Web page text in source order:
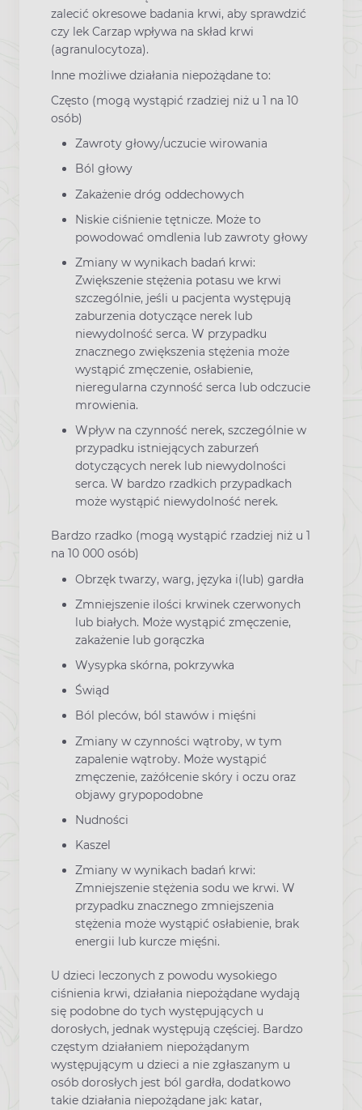
zalecić okresowe badania krwi, aby sprawdzić
czy lek Carzap wpływa na skład krwi
(agranulocytoza).
Inne możliwe działania niepożądane to:
Często (mogą wystąpić rzadziej niż u 1 na 10
osób)
Zawroty głowy/uczucie wirowania
Ból głowy
Zakażenie dróg oddechowych
Niskie ciśnienie tętnicze. Może to
powodować omdlenia lub zawroty głowy
Zmiany w wynikach badań krwi:
Zwiększenie stężenia potasu we krwi
szczególnie, jeśli u pacjenta występują
zaburzenia dotyczące nerek lub
niewydolność serca. W przypadku
znacznego zwiększenia stężenia może
wystąpić zmęczenie, osłabienie,
nieregularna czynność serca lub odczucie
mrowienia.
Wpływ na czynność nerek, szczególnie w
przypadku istniejących zaburzeń
dotyczących nerek lub niewydolności
serca. W bardzo rzadkich przypadkach
może wystąpić niewydolność nerek.
Bardzo rzadko (mogą wystąpić rzadziej niż u 1
na 10 000 osób)
Obrzęk twarzy, warg, języka i(lub) gardła
Zmniejszenie ilości krwinek czerwonych
lub białych. Może wystąpić zmęczenie,
zakażenie lub gorączka
Wysypka skórna, pokrzywka
Świąd
Ból pleców, ból stawów i mięśni
Zmiany w czynności wątroby, w tym
zapalenie wątroby. Może wystąpić
zmęczenie, zażółcenie skóry i oczu oraz
objawy grypopodobne
Nudności
Kaszel
Zmiany w wynikach badań krwi:
Zmniejszenie stężenia sodu we krwi. W
przypadku znacznego zmniejszenia
stężenia może wystąpić osłabienie, brak
energii lub kurcze mięśni.
U dzieci leczonych z powodu wysokiego
ciśnienia krwi, działania niepożądane wydają
się podobne do tych występujących u
dorosłych, jednak występują częściej. Bardzo
częstym działaniem niepożądanym
występującym u dzieci a nie zgłaszanym u
osób dorosłych jest ból gardła, dodatkowo
takie działania niepożądane jak: katar,